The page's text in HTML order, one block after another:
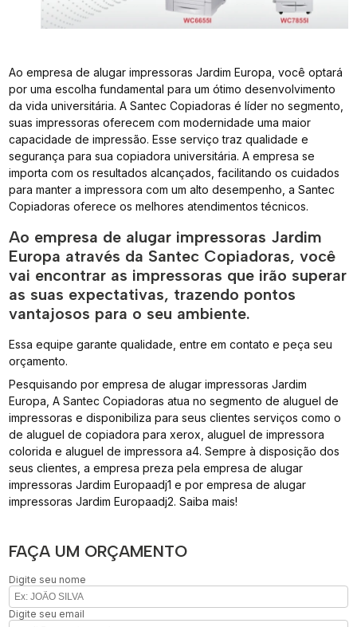
Ao empresa de alugar impressoras Jardim Europa, você optará
por uma escolha fundamental para um ótimo desenvolvimento
da vida universitária. A Santec Copiadoras é líder no segmento,
suas impressoras oferecem com modernidade uma maior
capacidade de impressão. Esse serviço traz qualidade e
segurança para sua copiadora universitária. A empresa se
importa com os resultados alcançados, facilitando os cuidados
para manter a impressora com um alto desempenho, a Santec
Copiadoras oferece os melhores atendimentos técnicos.
Ao empresa de alugar impressoras Jardim
Europa através da Santec Copiadoras, você
vai encontrar as impressoras que irão superar
as suas expectativas, trazendo pontos
vantajosos para o seu ambiente.
Essa equipe garante qualidade, entre em contato e peça seu
orçamento.
Pesquisando por empresa de alugar impressoras Jardim
Europa, A Santec Copiadoras atua no segmento de aluguel de
impressoras e disponibiliza para seus clientes serviços como o
de aluguel de copiadora para xerox, aluguel de impressora
colorida e aluguel de impressora a4. Sempre à disposição dos
seus clientes, a empresa preza pela empresa de alugar
impressoras Jardim Europaadj1 e por empresa de alugar
impressoras Jardim Europaadj2. Saiba mais!
FAÇA UM ORÇAMENTO
Digite seu nome
Digite seu email